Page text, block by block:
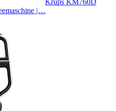
Krups KM760D
|…